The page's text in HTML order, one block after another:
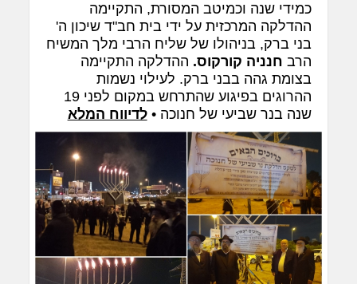
כמידי שנה וכמיטב המסורת, התקיימה
ההדלקה המרכזית על ידי בית חב"ד שיכון ה'
בני ברק, בניהולו של שליח הרבי מלך המשיח
הרב חנניה קורקוס. ההדלקה התקיימה
בצומת גהה בבני ברק. לעילוי נשמות
ההרוגים בפיגוע שהתרחש במקום לפני 19
שנה בנר שביעי של חנוכה •לדיווח המלא